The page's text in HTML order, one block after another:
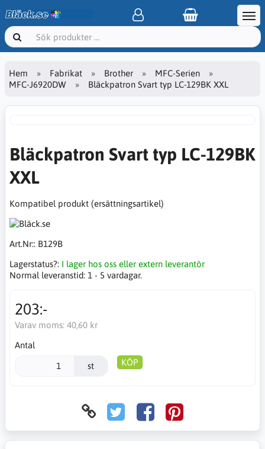
Hem Fabrikat Brother
MFC-Serien
MFC-J6920DW
Bläckpatron Svart typ LC-129BK XXL
Bläckpatron Svart typ LC-129BK
XXL
Kompatibel produkt (ersättningsartikel)
Art.Nr:: B129B
Lagerstatus?: I lager hos oss eller extern leverantör
Normal leveranstid: 1 - 5 vardagar.
203:-
Varav moms: 40,60 kr
Antal
st KÖP